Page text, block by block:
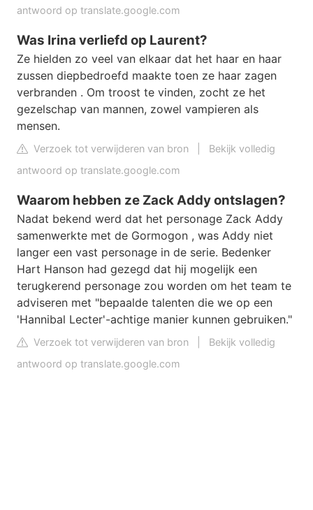
antwoord op translate.google.com
Was Irina verliefd op Laurent?
Ze hielden zo veel van elkaar dat het haar en haar
zussen diepbedroefd maakte toen ze haar zagen
verbranden . Om troost te vinden, zocht ze het
gezelschap van mannen, zowel vampieren als
mensen.
Verzoek tot verwijderen van bron
Bekijk volledig
antwoord op translate.google.com
Waarom hebben ze Zack Addy ontslagen?
Nadat bekend werd dat het personage Zack Addy
samenwerkte met de Gormogon , was Addy niet
langer een vast personage in de serie. Bedenker
Hart Hanson had gezegd dat hij mogelijk een
terugkerend personage zou worden om het team te
adviseren met "bepaalde talenten die we op een
'Hannibal Lecter'-achtige manier kunnen gebruiken."
Verzoek tot verwijderen van bron
Bekijk volledig
antwoord op translate.google.com